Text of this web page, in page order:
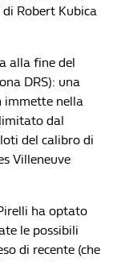
Robert Kubica
alla fine del
DRS): una
immette nella
dal
del calibro di
Villeneuve
ha optato
le possibili
di recente (che